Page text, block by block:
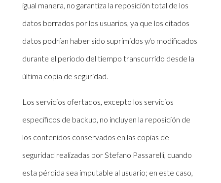
igual manera, no garantiza la reposición total de los
datos borrados por los usuarios, ya que los citados
datos podrían haber sido suprimidos y/o modificados
durante el periodo del tiempo transcurrido desde la
última copia de seguridad.
Los servicios ofertados, excepto los servicios
específicos de backup, no incluyen la reposición de
los contenidos conservados en las copias de
seguridad realizadas por Stefano Passarelli, cuando
esta pérdida sea imputable al usuario; en este caso,